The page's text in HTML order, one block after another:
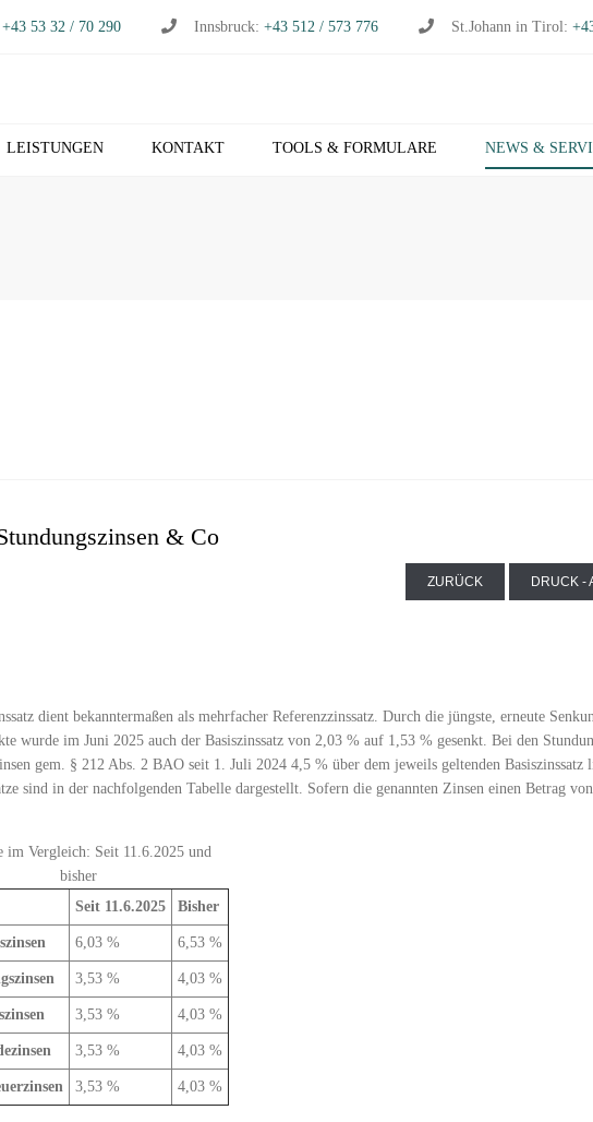
+43 53 32 / 70 290 Innsbruck: +43 512 / 573 776 St.Johann in Tirol:
LEISTUNGEN KONTAKT TOOLS & FORMULARE NEWS &
& Co
ZURÜCK DRUCK -
dient bekanntermaßen als mehrfacher Referenzzinssatz. Durch die jüngste, erneute
wurde im Juni 2025 auch der Basiszinssatz von 2,03 % auf 1,53 % gesenkt. Bei den
gem. § 212 Abs. 2 BAO seit 1. Juli 2024 4,5 % über dem jeweils geltenden Basiszinssatz
sind in der nachfolgenden Tabelle dargestellt. Sofern die genannten Zinsen einen Betrag
im Vergleich: Seit 11.6.2025 und
bisher
Seit 11.6.2025
Bisher
6,03 % 6,53 %
3,53 % 4,03 %
3,53 % 4,03 %
3,53 % 4,03 %
3,53 % 4,03 %